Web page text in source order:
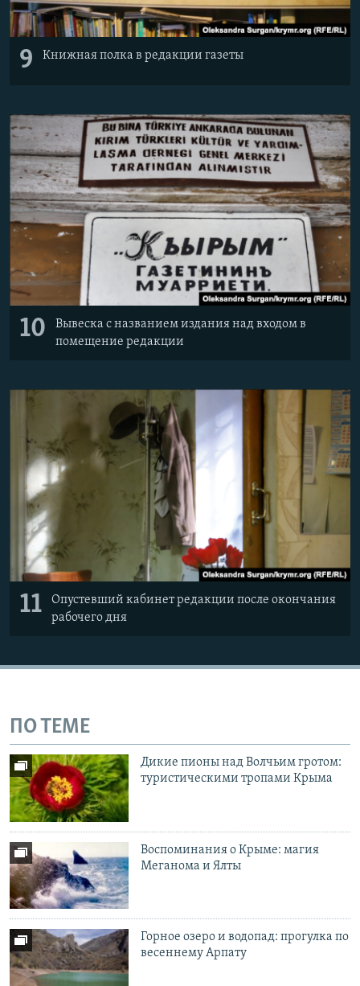
9 Книжная полка в редакции газеты
10
Вывеска с названием издания над входом в
помещение редакции
11
Опустевший кабинет редакции после окончания
рабочего дня
ПО ТЕМЕ
Дикие пионы над Волчьим гротом:
туристическими тропами Крыма
Воспоминания о Крыме: магия
Меганома и Ялты
Горное озеро и водопад: прогулка по
весеннему Арпату